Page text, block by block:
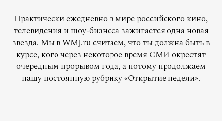
Практически ежедневно в мире российского кино,
телевидения и шоу-бизнеса зажигается одна новая
звезда. Мы в WMJ.ru считаем, что ты должна быть в
курсе, кого через некоторое время СМИ окрестят
очередным прорывом года, а потому продолжаем
нашу постоянную рубрику «Открытие недели».